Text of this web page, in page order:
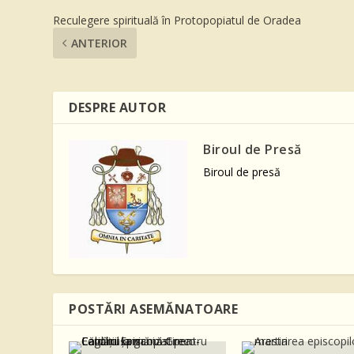
Reculegere spirituală în Protopopiatul de Oradea
ANTERIOR
DESPRE AUTOR
Biroul de Presă
Biroul de presă
POSTĂRI ASEMĂNATOARE